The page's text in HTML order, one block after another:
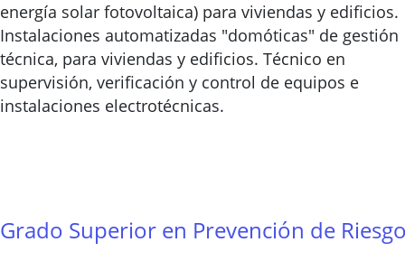
energía solar fotovoltaica) para viviendas y edificios.
Instalaciones automatizadas "domóticas" de gestión
técnica, para viviendas y edificios. Técnico en
supervisión, verificación y control de equipos e
instalaciones electrotécnicas.
Grado Superior en Prevención de